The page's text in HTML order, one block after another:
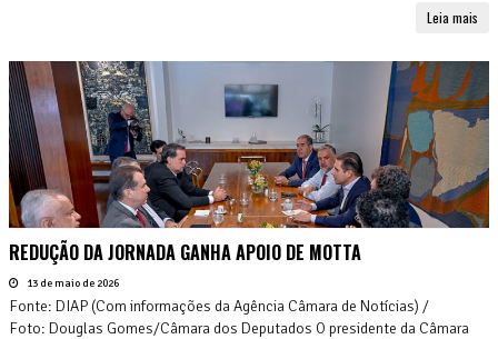
Leia mais
REDUÇÃO DA JORNADA GANHA APOIO DE MOTTA
13 de maio de 2026
Fonte: DIAP (Com informações da Agência Câmara de Notícias) /
Foto: Douglas Gomes/Câmara dos Deputados O presidente da Câmara